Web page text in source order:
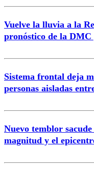
Vuelve la lluvia a la
pronóstico de la DMC
Sistema frontal deja
personas aisladas
Nuevo temblor
magnitud y el